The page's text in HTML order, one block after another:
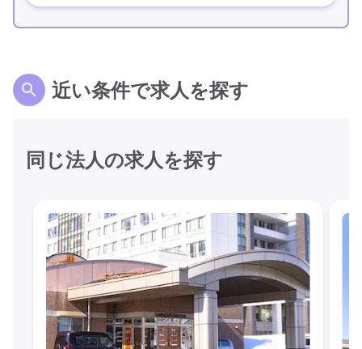
近い条件で求人を探す
同じ法人の求人を探す